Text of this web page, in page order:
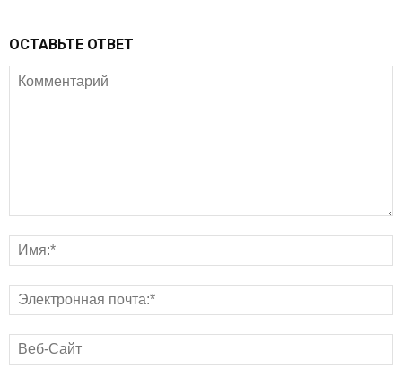
ОСТАВЬТЕ ОТВЕТ